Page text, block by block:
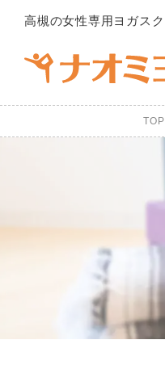
高槻の女性専用ヨガス
TOP